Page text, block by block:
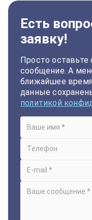
Есть
заявку!
Просто
сообщение. А
ближайшее
данные
политикой